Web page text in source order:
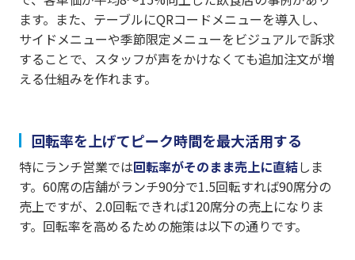
ます。また、テーブルにQRコードメニューを導入し、
サイドメニューや季節限定メニューをビジュアルで訴求
することで、スタッフが声をかけなくても追加注文が増
える仕組みを作れます。
回転率を上げてピーク時間を最大活用する
特にランチ営業では回転率がそのまま売上に直結しま
す。60席の店舗がランチ90分で1.5回転すれば90席分の
売上ですが、2.0回転できれば120席分の売上になりま
す。回転率を高めるための施策は以下の通りです。